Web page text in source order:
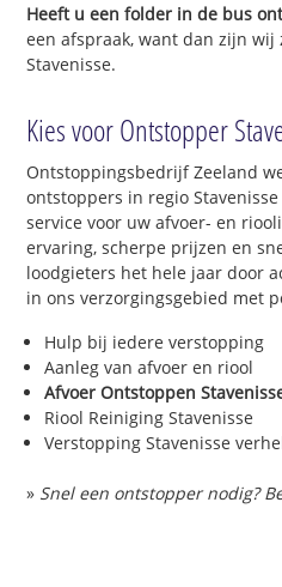
Heeft u een folder in de bus
een afspraak, want dan zijn
Stavenisse.
Kies voor Ontstopper
Ontstoppingsbedrijf Zeeland
ontstoppers in regio
service voor uw afvoer- en
ervaring, scherpe prijzen en
loodgieters het hele jaar door
in ons verzorgingsgebied met
Hulp bij iedere verstopping
Aanleg van afvoer en riool
Afvoer Ontstoppen
Riool Reiniging Stavenisse
Verstopping Stavenisse
» Snel een ontstopper nodig?